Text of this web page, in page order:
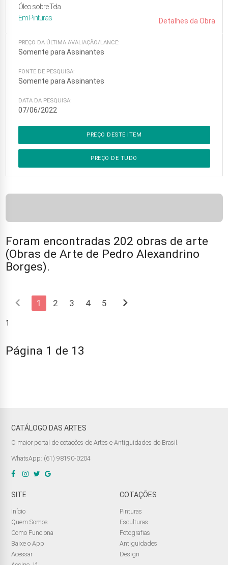
Óleo sobre Tela
Em Pinturas Detalhes da Obra
PREÇO DA ÚLTIMA AVALIAÇÃO/LANCE:
Somente para Assinantes
FONTE DE PESQUISA:
Somente para Assinantes
DATA DA PESQUISA:
07/06/2022
PREÇO DESTE ITEM
PREÇO DE TUDO
Foram encontradas 202 obras de arte
(Obras de Arte de Pedro Alexandrino
Borges).
chevron_left 1 2 3 4 5 chevron_right
1
Página 1 de 13
CATÁLOGO DAS ARTES
O maior portal de cotações de Artes e Antiguidades do Brasil.
WhatsApp: (61) 98190-0204
SITE
Início
Quem Somos
Como Funciona
Baixe o App
Acessar
COTAÇÕES
Pinturas
Esculturas
Fotografias
Antiguidades
Design